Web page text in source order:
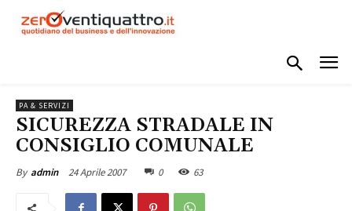
PA & SERVIZI
SICUREZZA STRADALE IN
CONSIGLIO COMUNALE
By admin 24 Aprile 2007 0 63